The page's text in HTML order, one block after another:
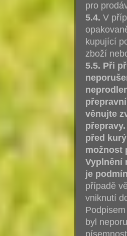
pro
5.4. V
kupující
zboží
5.5. Při
věnujte
před
možnost
Vyplnění
je
případě
vniknutí
byl